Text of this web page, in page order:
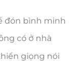
đón bình minh
có ở nhà
giọng nói